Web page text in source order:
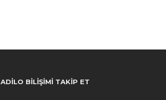
ADILO BILIŞIMI TAKIP ET